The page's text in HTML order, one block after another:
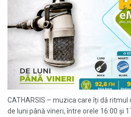
CATHARSIS – muzica care îți dă
de luni până vineri, între orele 16:00 și